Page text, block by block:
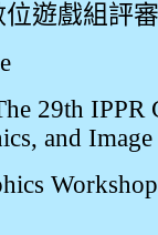
遊戲組評
29th IPPR
and Image